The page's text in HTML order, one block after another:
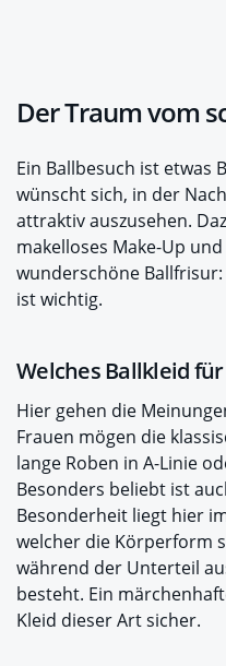
Der Traum vom
Ein Ballbesuch ist etwas
wünscht sich, in der
attraktiv auszusehen.
makelloses Make-Up
wunderschöne
ist wichtig.
Welches Ballkleid
Hier gehen die
Frauen mögen die
lange Roben in A-Linie
Besonders beliebt ist
Besonderheit liegt hier
welcher die Körperform
während der Unterteil
besteht. Ein
Kleid dieser Art sicher.